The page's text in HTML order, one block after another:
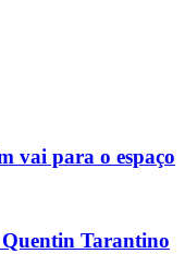
vai para o espaço
Tarantino